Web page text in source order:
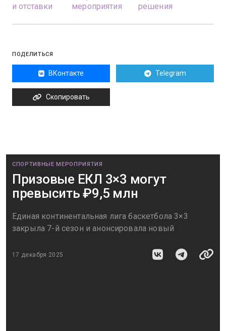
и отставки
мероприятия
решения
ПОДЕЛИТЬСЯ
ВКонтакте Telegram
Скопировать
СПОРТИВНЫЕ МЕРОПРИЯТИЯ
Призовые ЕКЛ 3×3 могут
превысить ₽9,5 млн
Единая континентальная лига баскетбола 3×3
закрыла 7-й сезон и анонсировала новый
17 декабря 2025